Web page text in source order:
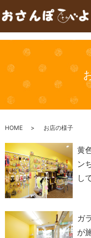
HOME お店の様子
黄
ン
し
ガ
が